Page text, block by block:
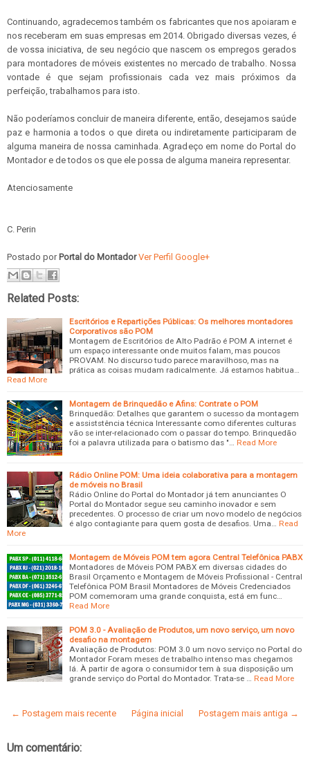
Continuando, agradecemos também os fabricantes que nos apoiaram e
nos receberam em suas empresas em 2014. Obrigado diversas vezes, é
de vossa iniciativa, de seu negócio que nascem os empregos gerados
para montadores de móveis existentes no mercado de trabalho. Nossa
vontade é que sejam profissionais cada vez mais próximos da
perfeição, trabalhamos para isto.
Não poderíamos concluir de maneira diferente, então, desejamos saúde
paz e harmonia a todos o que direta ou indiretamente participaram de
alguma maneira de nossa caminhada. Agradeço em nome do Portal do
Montador e de todos os que ele possa de alguma maneira representar.
Atenciosamente
C. Perin
Postado porPortal do Montador Ver Perfil Google+
Related Posts:
Escritórios e Repartições Públicas: Os melhores montadores
Corporativos são POM
Montagem de Escritórios de Alto Padrão é POM A internet é
um espaço interessante onde muitos falam, mas poucos
PROVAM. No discurso tudo parece maravilhoso, mas na
prática as coisas mudam radicalmente. Já estamos habitua…
Read More
Montagem de Brinquedão e Afins: Contrate o POM
Brinquedão: Detalhes que garantem o sucesso da montagem
e assiststência técnica Interessante como diferentes culturas
vão se inter-relacionado com o passar do tempo. Brinquedão
foi a palavra utilizada para o batismo das "… Read More
Rádio Online POM: Uma ideia colaborativa para a montagem
de móveis no Brasil
Rádio Online do Portal do Montador já tem anunciantes O
Portal do Montador segue seu caminho inovador e sem
precedentes. O processo de criar um novo modelo de negócios
é algo contagiante para quem gosta de desafios. Uma… Read
More
Montagem de Móveis POM tem agora Central Telefônica PABX
Montadores de Móveis POM PABX em diversas cidades do
Brasil Orçamento e Montagem de Móveis Profissional - Central
Telefônica POM Brasil Montadores de Móveis Credenciados
POM comemoram uma grande conquista, está em func…
Read More
POM 3.0 - Avaliação de Produtos, um novo serviço, um novo
desafio na montagem
Avaliação de Produtos: POM 3.0 um novo serviço no Portal do
Montador Foram meses de trabalho intenso mas chegamos
lá. À partir de agora o consumidor tem à sua disposição um
grande serviço do Portal do Montador. Trata-se … Read More
← Postagem mais recente Postagem mais antiga →
Página inicial
Um comentário: